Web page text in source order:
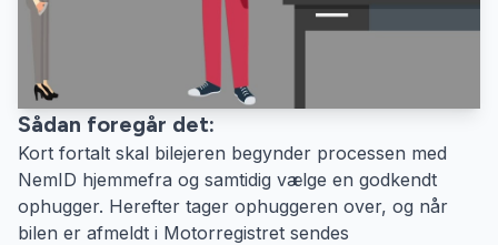
Sådan foregår det:
Kort fortalt skal bilejeren begynder processen med
NemID hjemmefra og samtidig vælge en godkendt
ophugger. Herefter tager ophuggeren over, og når
bilen er afmeldt i Motorregistret sendes